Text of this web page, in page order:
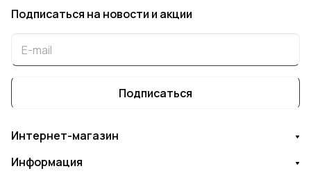
Подписаться на новости и акции
Подписаться
Интернет-магазин
Информация